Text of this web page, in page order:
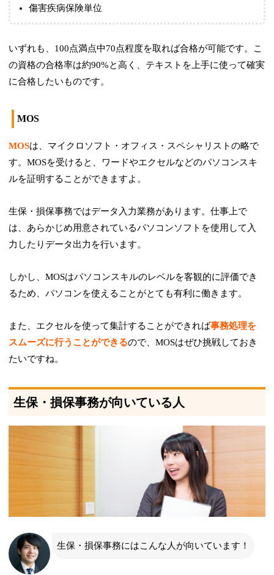
傷害疾病保険単位
いずれも、100点満点中70点程度を取れば合格が可能です。こ
の資格の合格率は約90%と高く、テキストを上手に使って確実
に合格したいものです。
MOS
MOSは、マイクロソフト・オフィス・スペシャリストの略で
す。MOSを受けると、ワードやエクセルなどのパソコンスキ
ルを証明することができますよ。
生保・損保事務ではデータ入力業務があります。仕事上で
は、あらかじめ用意されているパソコンソフトを使用して入
力したりデータ出力を行います。
しかし、MOSはパソコンスキルのレベルを客観的に評価でき
るため、パソコンを使えることがとても有利に働きます。
また、エクセルを使って集計することができれば事務処理を
スムーズに行うことができるので、MOSはぜひ挑戦しておき
たいですね。
生保・損保事務が向いている人
生保・損保事務にはこんな人が向いています！